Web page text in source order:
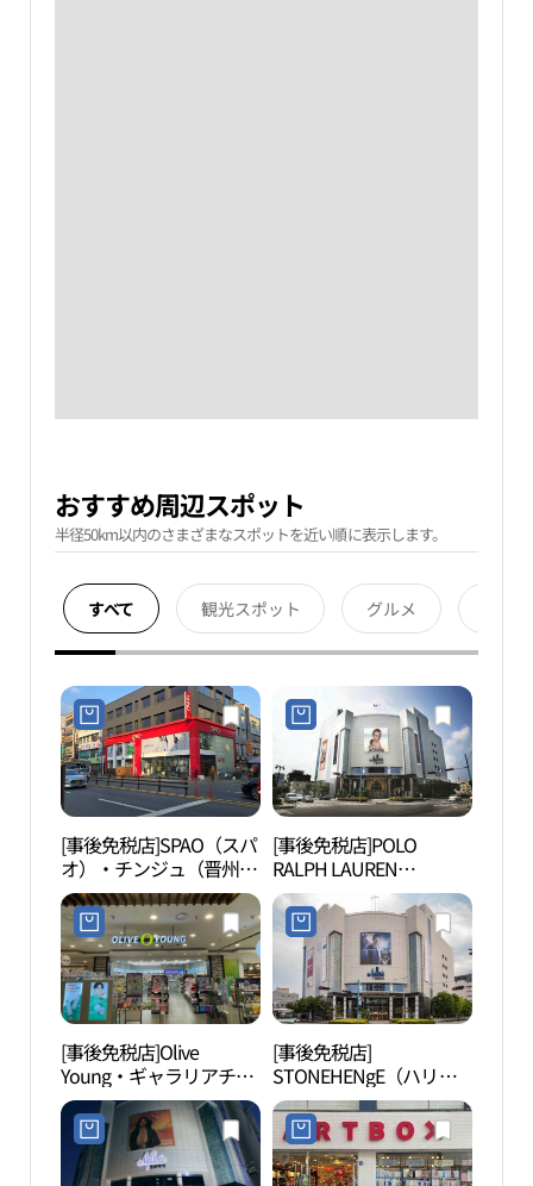
おすすめ周辺スポット
半径50km以内のさまざまなスポットを近い順に表示します。
すべて 観光スポット グルメ
[事後免税店]SPAO（スパ
オ）・チンジュ（晋州）
店(스파오 진주점)
[事後免税店]POLO
RALPH LAUREN
Mens（ポロラルフロー
レンメンズ）・ギャラリ
ア百貨店チンジュ（晋
州）店(폴로랄프로렌 남
성 갤러리아백화점 진주
점)
[事後免税店]Olive
Young・ギャラリアチン
ジュ（晋州）店(올리브
영 갤러리아진주점)
[事後免税店]
STONEHENgE（ハリス
トーン）・ギャラリア百
貨店・チンジュ（晋州）
店(스톤헨지 갤러리아백
화점 진주점)